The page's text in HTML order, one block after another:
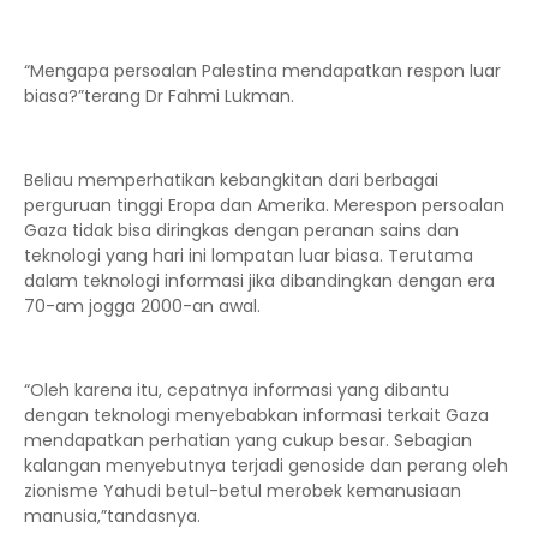
“Mengapa persoalan Palestina mendapatkan respon luar
biasa?”terang Dr Fahmi Lukman.
Beliau memperhatikan kebangkitan dari berbagai
perguruan tinggi Eropa dan Amerika. Merespon persoalan
Gaza tidak bisa diringkas dengan peranan sains dan
teknologi yang hari ini lompatan luar biasa. Terutama
dalam teknologi informasi jika dibandingkan dengan era
70-am jogga 2000-an awal.
“Oleh karena itu, cepatnya informasi yang dibantu
dengan teknologi menyebabkan informasi terkait Gaza
mendapatkan perhatian yang cukup besar. Sebagian
kalangan menyebutnya terjadi genoside dan perang oleh
zionisme Yahudi betul-betul merobek kemanusiaan
manusia,”tandasnya.